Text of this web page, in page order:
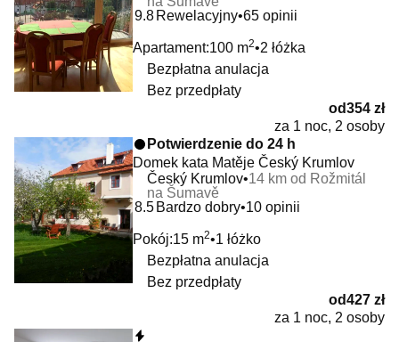
9.8 Rewelacyjny 65 opinii
Apartament:100 m2 2 łóżka
Bezpłatna anulacja
Bez przedpłaty
od354 zł
za 1 noc, 2 osoby
Potwierdzenie do 24 h
Domek kata Matěje Český Krumlov
Český Krumlov 14 km od Rožmitál
na Šumavě
8.5 Bardzo dobry 10 opinii
Pokój:15 m2 1 łóżko
Bezpłatna anulacja
Bez przedpłaty
od427 zł
za 1 noc, 2 osoby